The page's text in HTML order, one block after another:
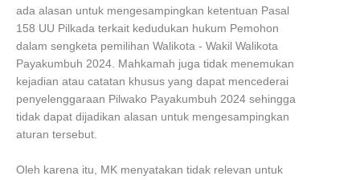
ada alasan untuk mengesampingkan ketentuan Pasal
158 UU Pilkada terkait kedudukan hukum Pemohon
dalam sengketa pemilihan Walikota - Wakil Walikota
Payakumbuh 2024. Mahkamah juga tidak menemukan
kejadian atau catatan khusus yang dapat mencederai
penyelenggaraan Pilwako Payakumbuh 2024 sehingga
tidak dapat dijadikan alasan untuk mengesampingkan
aturan tersebut.
Oleh karena itu, MK menyatakan tidak relevan untuk